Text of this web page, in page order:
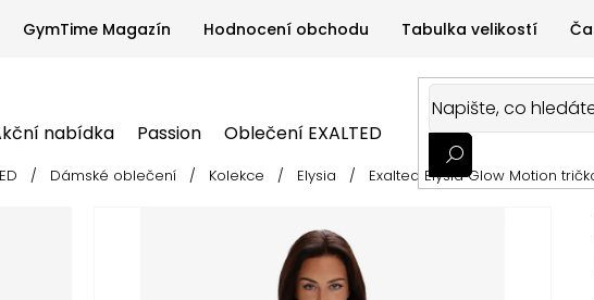
GymTime Magazín Hodnocení obchodu Tabulka velikostí
nabídka Passion Oblečení EXALTED Oblečení GYMTIME
Oblečení EXALTED Oblečení GYMTIME Sportovní výživa
/ Dámské oblečení / Kolekce / Elysia / Exalted Elysia Glow Motion